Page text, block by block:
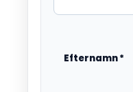
Efternamn*